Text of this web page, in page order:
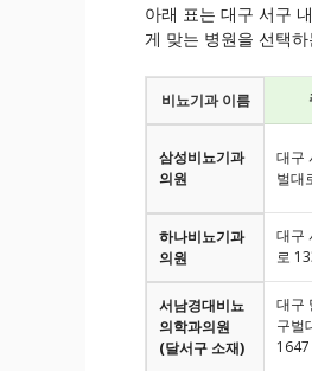
아래 표는 대구 서구
게 맞는 병원을 선택
비뇨기과 이름
삼성비뇨기과
의원
대구
벌대
하나비뇨기과
의원
대구
로
서남경대비뇨
의학과의원
(달서구 소재)
대구
구벌